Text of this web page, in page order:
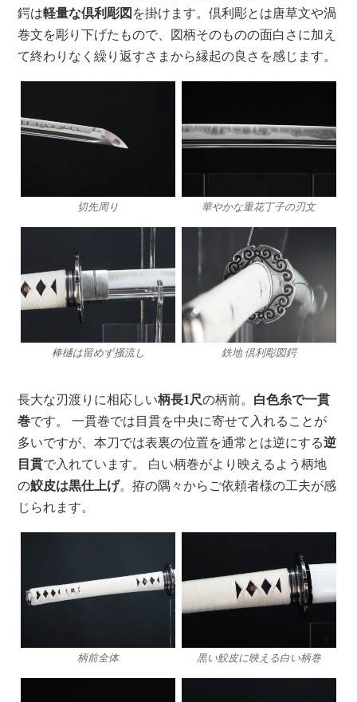
鍔は軽量な倶利彫図 を掛けます。倶利彫とは唐草文や渦
巻文を彫り下げたもので、図柄そのものの面白さに加え
て終わりなく繰り返すさまから縁起の良さを感じます。
切先周り 華やかな重花丁子の刃文
棒樋は留めず掻流し 鉄地 倶利彫図鍔
長大な刃渡りに相応しい柄長1尺の柄前。 白色糸で一貫
巻です。 一貫巻では目貫を中央に寄せて入れることが
多いですが、本刀では表裏の位置を通常とは逆にする逆
目貫で入れています。 白い柄巻がより映えるよう柄地
の鮫皮は黒仕上げ。拵の隅々からご依頼者様の工夫が感
じられます。
柄前全体 黒い鮫皮に映える白い柄巻